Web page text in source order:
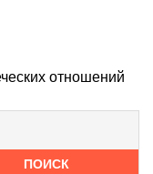
отношений
ПОИСК